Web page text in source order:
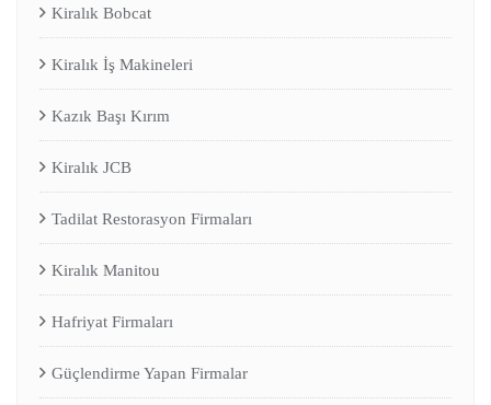
Kiralık Bobcat
Kiralık İş Makineleri
Kazık Başı Kırım
Kiralık JCB
Tadilat Restorasyon Firmaları
Kiralık Manitou
Hafriyat Firmaları
Güçlendirme Yapan Firmalar